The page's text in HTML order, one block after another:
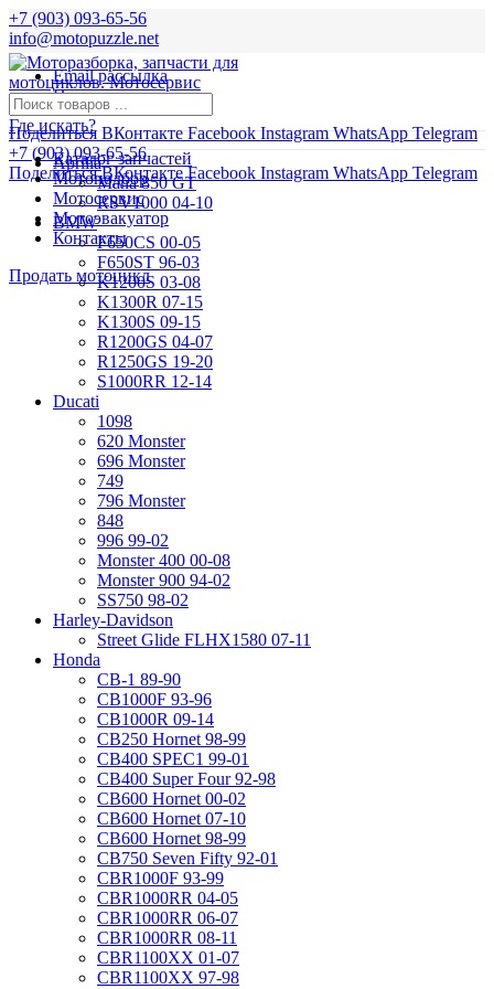
+7 (903) 093-65-56
info@motopuzzle.net
Email рассылка
Новости
Поделиться ВКонтакте Facebook Instagram WhatsApp Telegram
+7 (903) 093-65-56
Поделиться ВКонтакте Facebook Instagram WhatsApp Telegram
Где искать?
Aprilia
Mana 850 GT
RSV1000 04-10
BMW
F650CS 00-05
F650ST 96-03
K1200S 03-08
K1300R 07-15
K1300S 09-15
R1200GS 04-07
R1250GS 19-20
S1000RR 12-14
Ducati
1098
620 Monster
696 Monster
749
796 Monster
848
996 99-02
Monster 400 00-08
Monster 900 94-02
SS750 98-02
Harley-Davidson
Street Glide FLHX1580 07-11
Honda
CB-1 89-90
CB1000F 93-96
CB1000R 09-14
CB250 Hornet 98-99
CB400 SPEC1 99-01
CB400 Super Four 92-98
CB600 Hornet 00-02
CB600 Hornet 07-10
CB600 Hornet 98-99
CB750 Seven Fifty 92-01
CBR1000F 93-99
CBR1000RR 04-05
CBR1000RR 06-07
CBR1000RR 08-11
CBR1100XX 01-07
CBR1100XX 97-98
Каталог запчастей
Мотоподбор
Мотосервис
Мотоэвакуатор
Контакты
Продать мотоцикл